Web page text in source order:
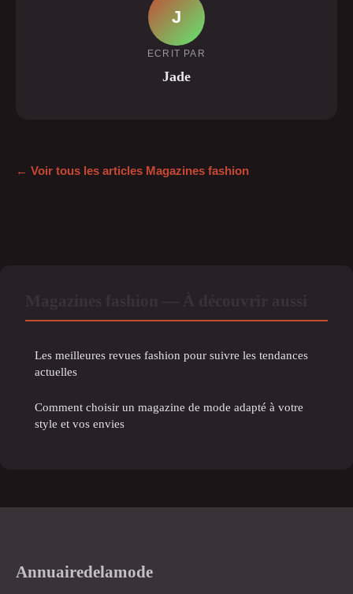
J
ECRIT PAR
Jade
← Voir tous les articles Magazines fashion
Les meilleures revues fashion pour suivre les tendances
actuelles
Comment choisir un magazine de mode adapté à votre
style et vos envies
Annuairedelamode